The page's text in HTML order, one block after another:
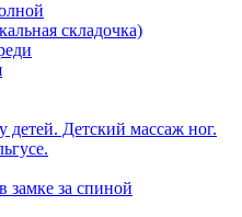
складочка)
Детский массаж ног.
замке за спиной